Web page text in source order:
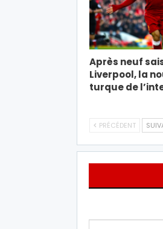
Après neuf
Liverpool, la
turque de
PRÉCÉDENT